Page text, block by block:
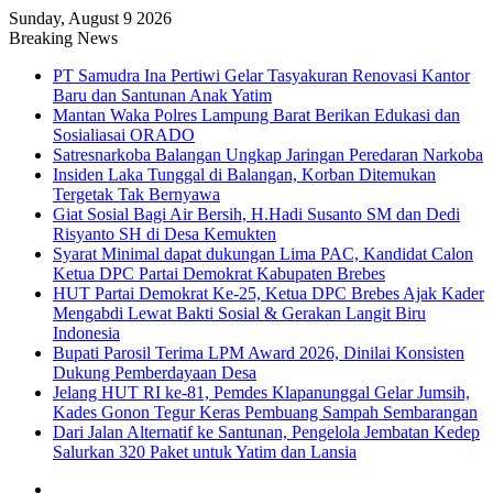
Sunday, August 9 2026
Breaking News
PT Samudra Ina Pertiwi Gelar Tasyakuran Renovasi Kantor
Baru dan Santunan Anak Yatim
Mantan Waka Polres Lampung Barat Berikan Edukasi dan
Sosialiasai ORADO
Satresnarkoba Balangan Ungkap Jaringan Peredaran Narkoba
Insiden Laka Tunggal di Balangan, Korban Ditemukan
Tergetak Tak Bernyawa
Giat Sosial Bagi Air Bersih, H.Hadi Susanto SM dan Dedi
Risyanto SH di Desa Kemukten
Syarat Minimal dapat dukungan Lima PAC, Kandidat Calon
Ketua DPC Partai Demokrat Kabupaten Brebes
HUT Partai Demokrat Ke-25, Ketua DPC Brebes Ajak Kader
Mengabdi Lewat Bakti Sosial & Gerakan Langit Biru
Indonesia
Bupati Parosil Terima LPM Award 2026, Dinilai Konsisten
Dukung Pemberdayaan Desa
Jelang HUT RI ke-81, Pemdes Klapanunggal Gelar Jumsih,
Kades Gonon Tegur Keras Pembuang Sampah Sembarangan
Dari Jalan Alternatif ke Santunan, Pengelola Jembatan Kedep
Salurkan 320 Paket untuk Yatim dan Lansia